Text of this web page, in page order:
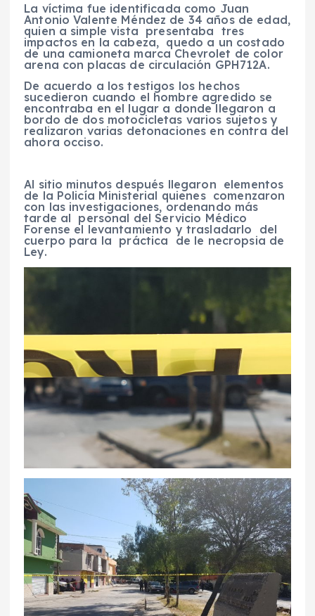
La víctima fue identificada como Juan
Antonio Valente Méndez de 34 años de edad,
quien a simple vista presentaba tres
impactos en la cabeza, quedo a un costado
de una camioneta marca Chevrolet de color
arena con placas de circulación GPH712A.
De acuerdo a los testigos los hechos
sucedieron cuando el hombre agredido se
encontraba en el lugar a donde llegaron a
bordo de dos motocicletas varios sujetos y
realizaron varias detonaciones en contra del
ahora occiso.
Al sitio minutos después llegaron elementos
de la Policía Ministerial quienes comenzaron
con las investigaciones, ordenando más
tarde al personal del Servicio Médico
Forense el levantamiento y trasladarlo del
cuerpo para la práctica de le necropsia de
Ley.